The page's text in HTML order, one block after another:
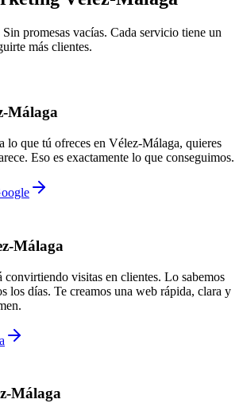
promesas vacías. Cada servicio tiene un
más clientes.
Málaga
lo que tú ofreces en Vélez-Málaga, quieres
Eso es exactamente lo que conseguimos.
Málaga
convirtiendo visitas en clientes. Lo sabemos
los días. Te creamos una web rápida, clara y
Málaga